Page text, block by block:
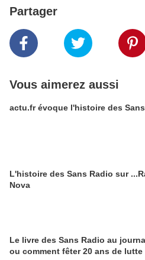
Partager
Vous aimerez aussi
actu.fr évoque l'histoire
L'histoire des Sans Radio sur
Nova
Le livre des Sans Radio au
ou comment fêter 20 ans de lutte